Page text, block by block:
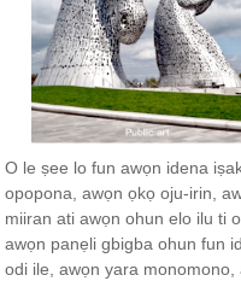
O le ṣee lo fun awọn idena
opopona, awọn ọkọ oju-irin,
miiran ati awọn ohun elo ilu ti
awọn panẹli gbigba ohun fun
odi ile, awọn yara